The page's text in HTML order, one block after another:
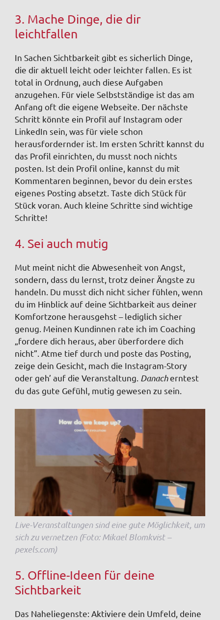
3. Mache Dinge, die dir
leichtfallen
In Sachen Sichtbarkeit gibt es sicherlich Dinge,
die dir aktuell leicht oder leichter fallen. Es ist
total in Ordnung, auch diese Aufgaben
anzugehen. Für viele Selbstständige ist das am
Anfang oft die eigene Webseite. Der nächste
Schritt könnte ein Profil auf Instagram oder
LinkedIn sein, was für viele schon
herausfordernder ist. Im ersten Schritt kannst du
das Profil einrichten, du musst noch nichts
posten. Ist dein Profil online, kannst du mit
Kommentaren beginnen, bevor du dein erstes
eigenes Posting absetzt. Taste dich Stück für
Stück voran. Auch kleine Schritte sind wichtige
Schritte!
4. Sei auch mutig
Mut meint nicht die Abwesenheit von Angst,
sondern, dass du lernst, trotz deiner Ängste zu
handeln. Du musst dich nicht sicher fühlen, wenn
du im Hinblick auf deine Sichtbarkeit aus deiner
Komfortzone herausgehst – lediglich sicher
genug. Meinen Kundinnen rate ich im Coaching
„fordere dich heraus, aber überfordere dich
nicht”. Atme tief durch und poste das Posting,
zeige dein Gesicht, mach die Instagram-Story
oder geh’ auf die Veranstaltung. Danacherntest
du das gute Gefühl, mutig gewesen zu sein.
Live-Veranstaltungen sind eine gute Möglichkeit, um
sich zu vernetzen (Foto: Mikael Blomkvist –
pexels.com)
5. Offline-Ideen für deine
Sichtbarkeit
Das Naheliegenste: Aktiviere dein Umfeld, deine